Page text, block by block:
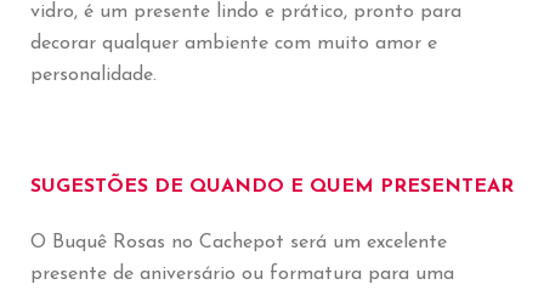
vidro, é um presente lindo e prático, pronto para
decorar qualquer ambiente com muito amor e
personalidade.
SUGESTÕES DE QUANDO E QUEM PRESENTEAR
O Buquê Rosas no Cachepot será um excelente
presente de aniversário ou formatura para uma